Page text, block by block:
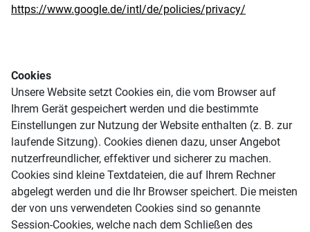
https://www.google.de/intl/de/policies/privacy/
Cookies
Unsere Website setzt Cookies ein, die vom Browser auf
Ihrem Gerät gespeichert werden und die bestimmte
Einstellungen zur Nutzung der Website enthalten (z. B. zur
laufende Sitzung). Cookies dienen dazu, unser Angebot
nutzerfreundlicher, effektiver und sicherer zu machen.
Cookies sind kleine Textdateien, die auf Ihrem Rechner
abgelegt werden und die Ihr Browser speichert. Die meisten
der von uns verwendeten Cookies sind so genannte
Session-Cookies, welche nach dem Schließen des